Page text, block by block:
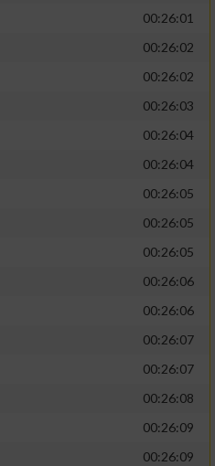
00:26:01
00:26:02
00:26:02
00:26:03
00:26:04
00:26:04
00:26:05
00:26:05
00:26:05
00:26:06
00:26:06
00:26:07
00:26:07
00:26:08
00:26:09
00:26:09